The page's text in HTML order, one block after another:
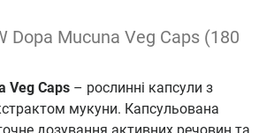
Dopa Mucuna Veg Caps (180
Veg Caps – рослинні капсули з
мукуни. Капсульована